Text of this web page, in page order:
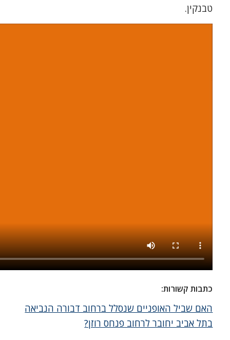
טבנקין.
כתבות קשורות:
האם שביל האופניים שנסלל ברחוב דבורה הנביאה
בתל אביב יחובר לרחוב פנחס רוזן?